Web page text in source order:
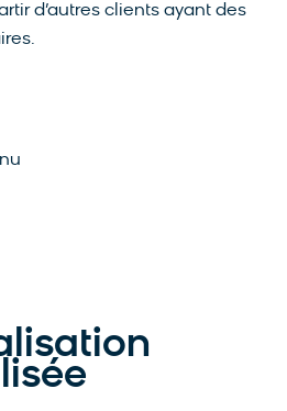
d’autres clients ayant des